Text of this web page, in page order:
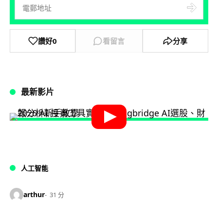
讚好0 看留言 分享
最新影片
人工智能
arthur 31 分